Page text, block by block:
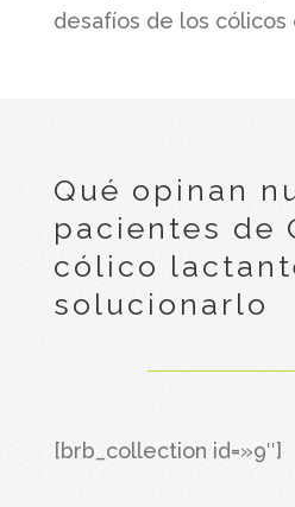
desafíos de los cólicos
Qué opinan
pacientes de
cólico
solucionarlo
[brb_collection id=»9″]